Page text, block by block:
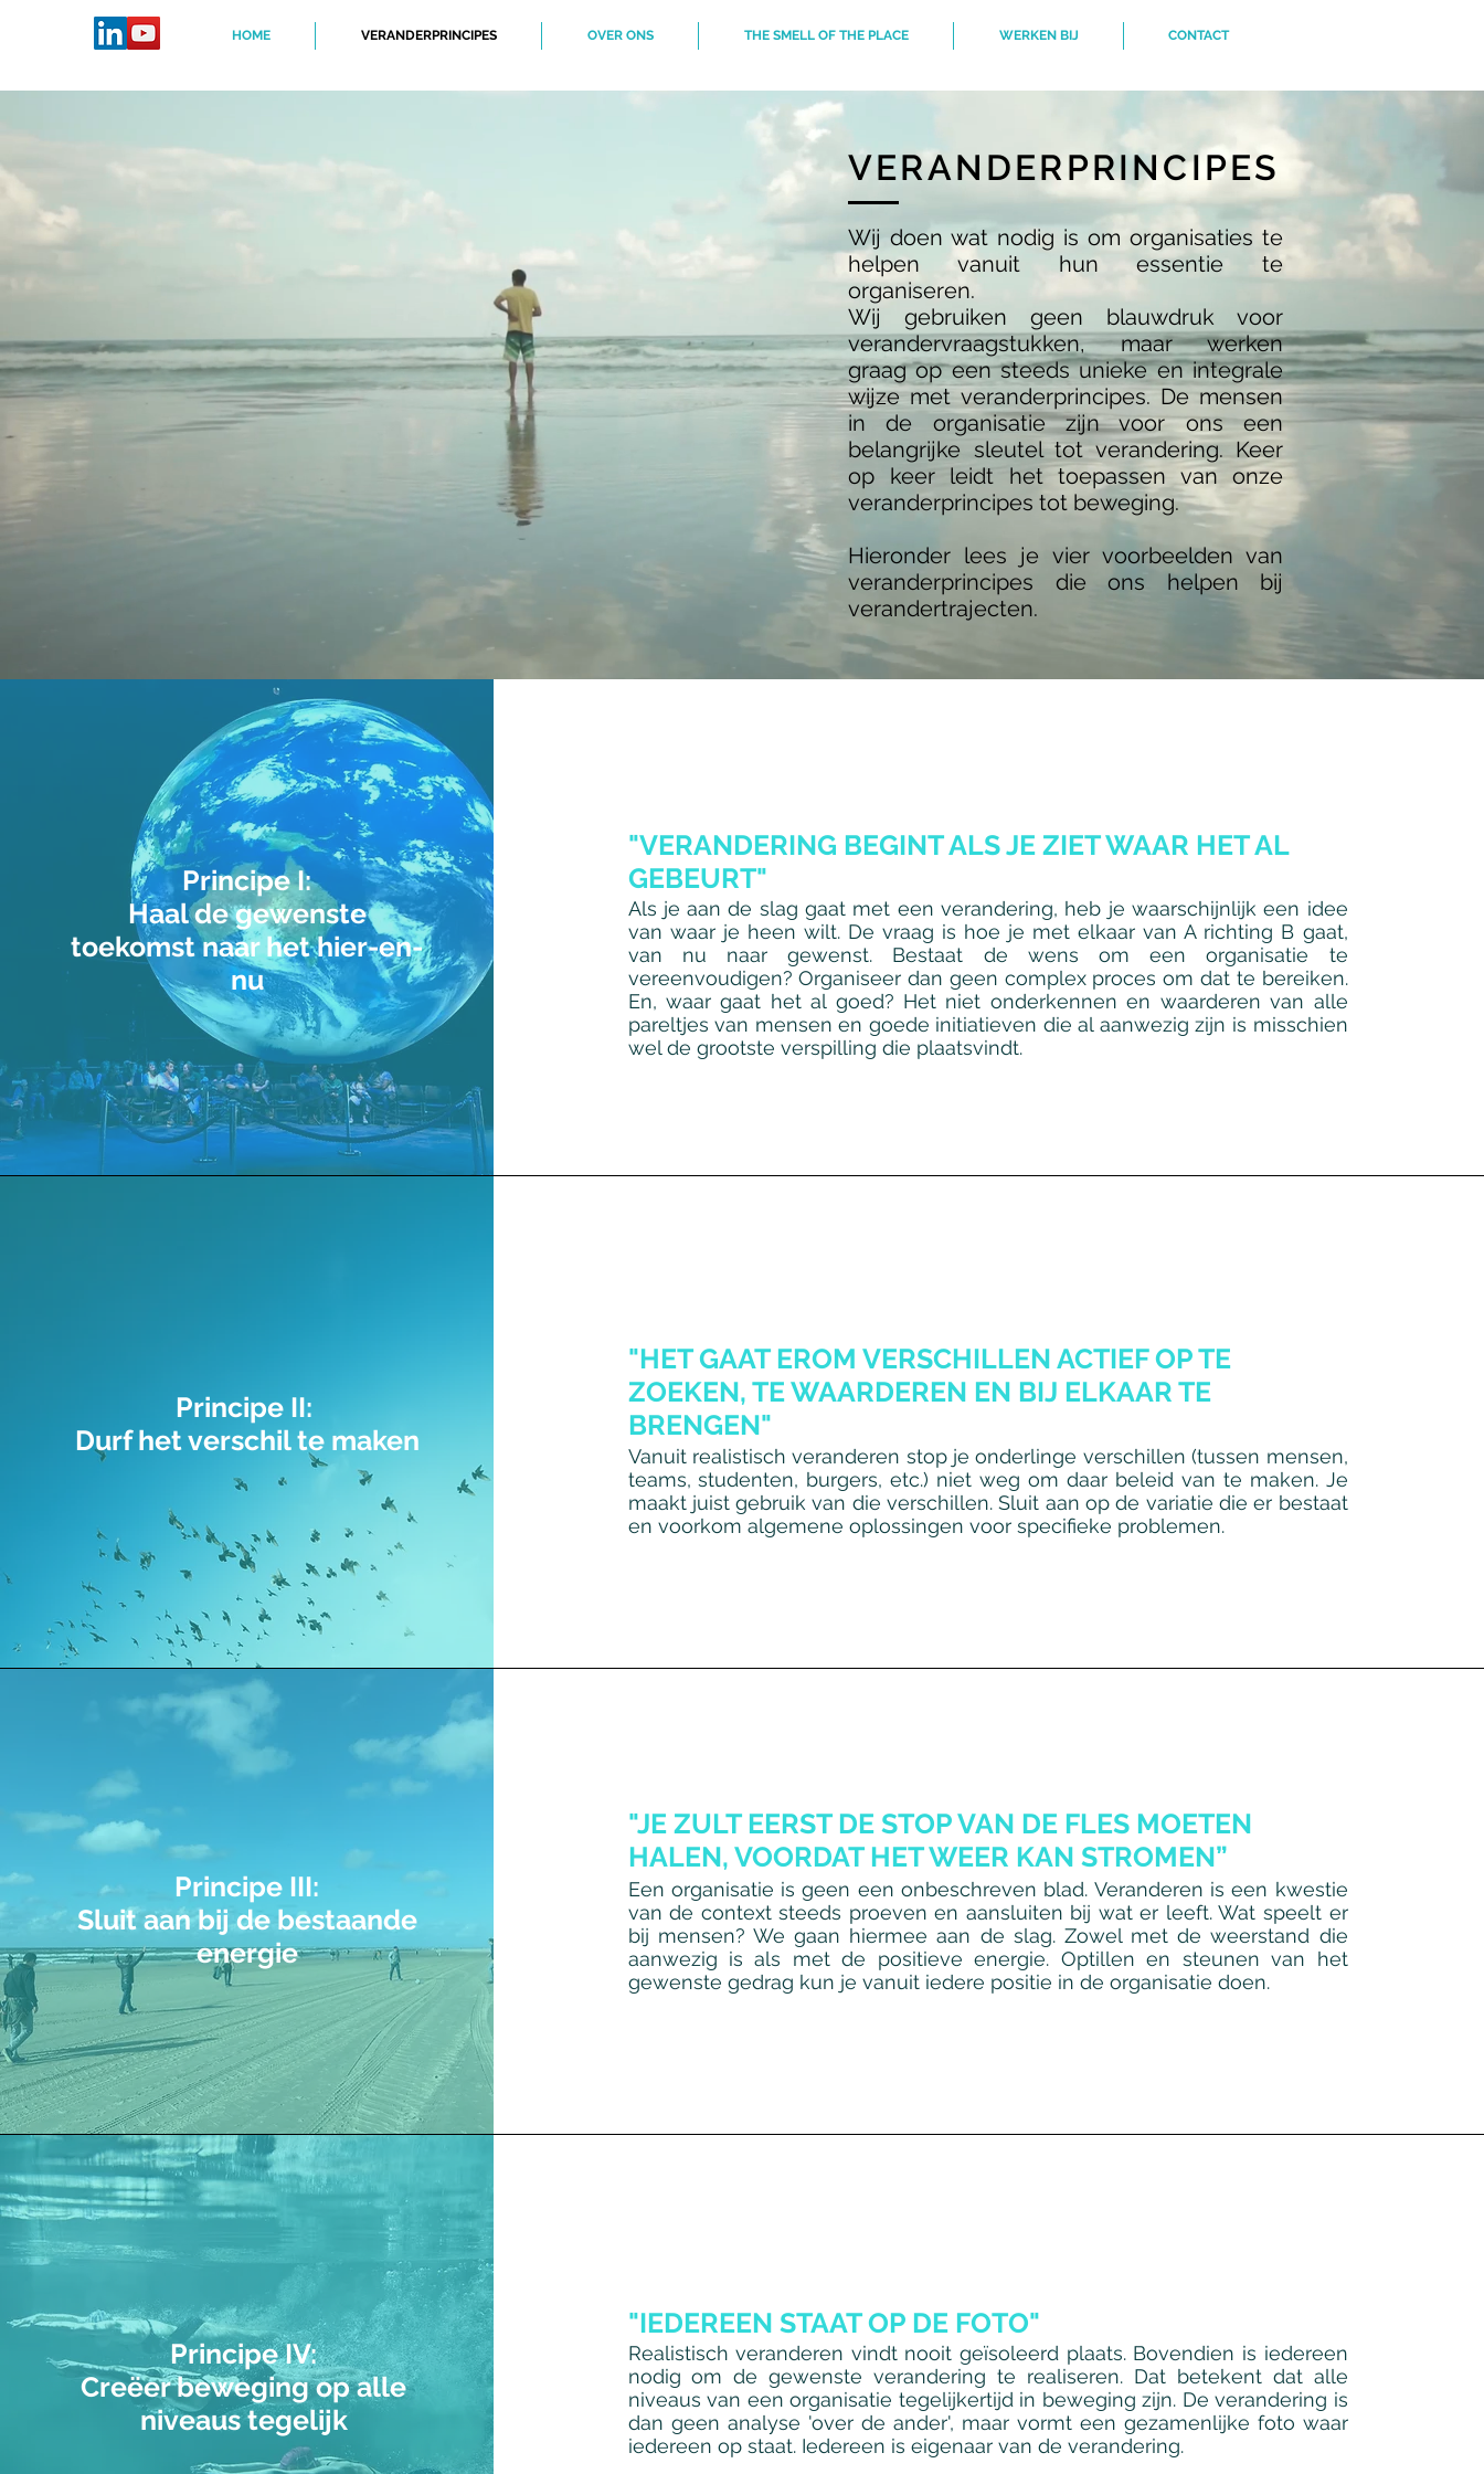
HOME VERANDERPRINCIPES OVER ONS THE SMELL OF THE PLACE WERKEN BIJ CONTACT
VERANDERPRINCIPES
Wij doen wat nodig is om organisaties te
helpen vanuit hun essentie te
organiseren.
Wij gebruiken geen blauwdruk voor
verandervraagstukken, maar werken
graag op een steeds unieke en integrale
wijze met veranderprincipes. De mensen
in de organisatie zijn voor ons een
belangrijke sleutel tot verandering. Keer
op keer leidt het toepassen van onze
veranderprincipes tot beweging.
​Hieronder lees je vier voorbeelden van
veranderprincipes die ons helpen bij
verandertrajecten.
Principe I:
Haal de gewenste
toekomst naar het hier-en-
nu
"VERANDERING BEGINT ALS JE ZIET WAAR HET AL
GEBEURT"
Als je aan de slag gaat met een verandering, heb je waarschijnlijk een idee
van waar je heen wilt. De vraag is hoe je met elkaar van A richting B gaat,
van nu naar gewenst. Bestaat de wens om een organisatie te
vereenvoudigen? Organiseer dan geen complex proces om dat te bereiken.
En, waar gaat het al goed? Het niet onderkennen en waarderen van alle
pareltjes van mensen en goede initiatieven die al aanwezig zijn is misschien
wel de grootste verspilling die plaatsvindt.
Principe II:
Durf het verschil te maken
"HET GAAT EROM VERSCHILLEN ACTIEF OP TE
ZOEKEN, TE WAARDEREN EN BIJ ELKAAR TE
BRENGEN"
Vanuit realistisch veranderen stop je onderlinge verschillen (tussen mensen,
teams, studenten, burgers, etc.) niet weg om daar beleid van te maken. Je
maakt juist gebruik van die verschillen. Sluit aan op de variatie die er bestaat
en voorkom algemene oplossingen voor specifieke problemen.
Principe III:
Sluit aan bij de bestaande
energie
"JE ZULT EERST DE STOP VAN DE FLES MOETEN
HALEN, VOORDAT HET WEER KAN STROMEN”
Een organisatie is geen een onbeschreven blad. Veranderen is een kwestie
van de context steeds proeven en aansluiten bij wat er leeft. Wat speelt er
bij mensen? We gaan hiermee aan de slag. Zowel met de weerstand die
aanwezig is als met de positieve energie. Optillen en steunen van het
gewenste gedrag kun je vanuit iedere positie in de organisatie doen.
Principe IV:
Creëer bewegingop alle
niveaus tegelijk
"IEDEREEN STAAT OP DE FOTO"
Realistisch veranderen vindt nooit geïsoleerd plaats. Bovendien is iedereen
nodig om de gewenste verandering te realiseren. Dat betekent dat alle
niveaus van een organisatie tegelijkertijd in beweging zijn. De verandering is
dan geen analyse 'over de ander', maar vormt een gezamenlijke foto waar
iedereen op staat. Iedereen is eigenaar van de verandering.